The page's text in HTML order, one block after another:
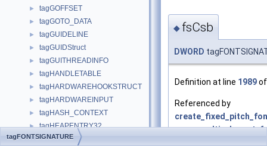
► tagGOFFSET
► tagGOTO_DATA
► tagGUIDELINE
► tagGUIDStruct
► tagGUITHREADINFO
► tagHANDLETABLE
► tagHARDWAREHOOKSTRUCT
► tagHARDWAREINPUT
► tagHASH_CONTEXT
► tagHEAPENTRY32
► tagHEAPLIST32
◆ fsCsb
DWORD
Definition at line 1989
Referenced by
tagFONTSIGNATURE